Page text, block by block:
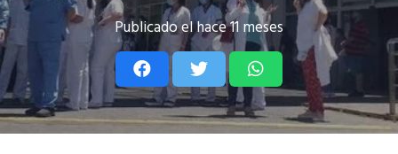
Publicado elhace 11 meses